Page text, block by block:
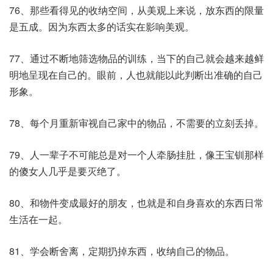
76、那些看得见的收纳空间，从美观上来说，放东西的限量
是五成。因为东西太多的话实在影响美观。
77、通过不断地筛选物品的训练，当下的自己就会越来越鲜
明地呈现在自己的。眼前，人也就能以此判断出准确的自己
形象。
78、每个月重新审视自己家中的物品，不需要的立刻丢掉。
79、人一辈子不可能总是对一个人牵肠挂肚，像王宝钏那样
的傻女人几乎是要灭绝了。
80、和物件变成最好的朋友，也就是和自身喜欢的东西日常
生活在一起。
81、学会断舍离，定期扔掉东西，收纳自己的物品。